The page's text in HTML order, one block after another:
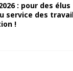
: pour des élus
service des
!